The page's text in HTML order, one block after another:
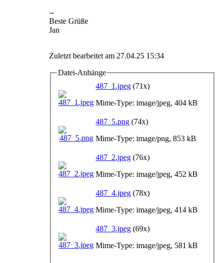
--
Beste Grüße
Jan
Zuletzt bearbeitet am 27.04.25 15:34
Datei-Anhänge
487_1.jpeg (71x)
Mime-Type: image/jpeg, 404 kB
487_5.png (74x)
Mime-Type: image/png, 853 kB
487_2.jpeg (76x)
Mime-Type: image/jpeg, 452 kB
487_4.jpeg (78x)
Mime-Type: image/jpeg, 414 kB
487_3.jpeg (69x)
Mime-Type: image/jpeg, 581 kB